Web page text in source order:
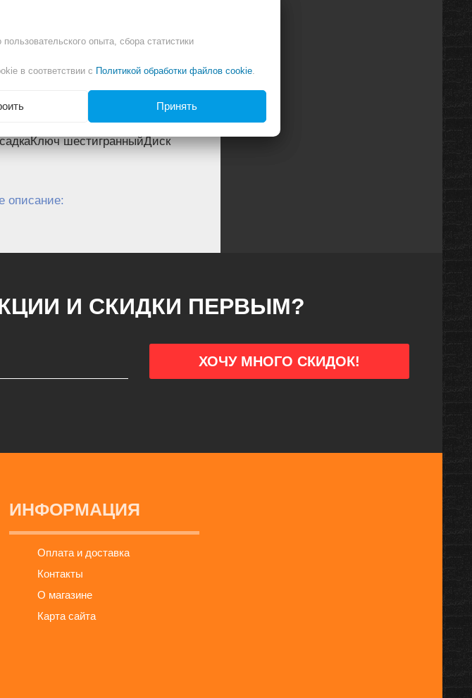
шестигранныйДиск
описание:
И СКИДКИ ПЕРВЫМ?
ИНФОРМАЦИЯ
Оплата и доставка
Контакты
О магазине
Карта сайта
опыта, сбора статистики
в соответствии с Политикой обработки файлов cookie.
Принять